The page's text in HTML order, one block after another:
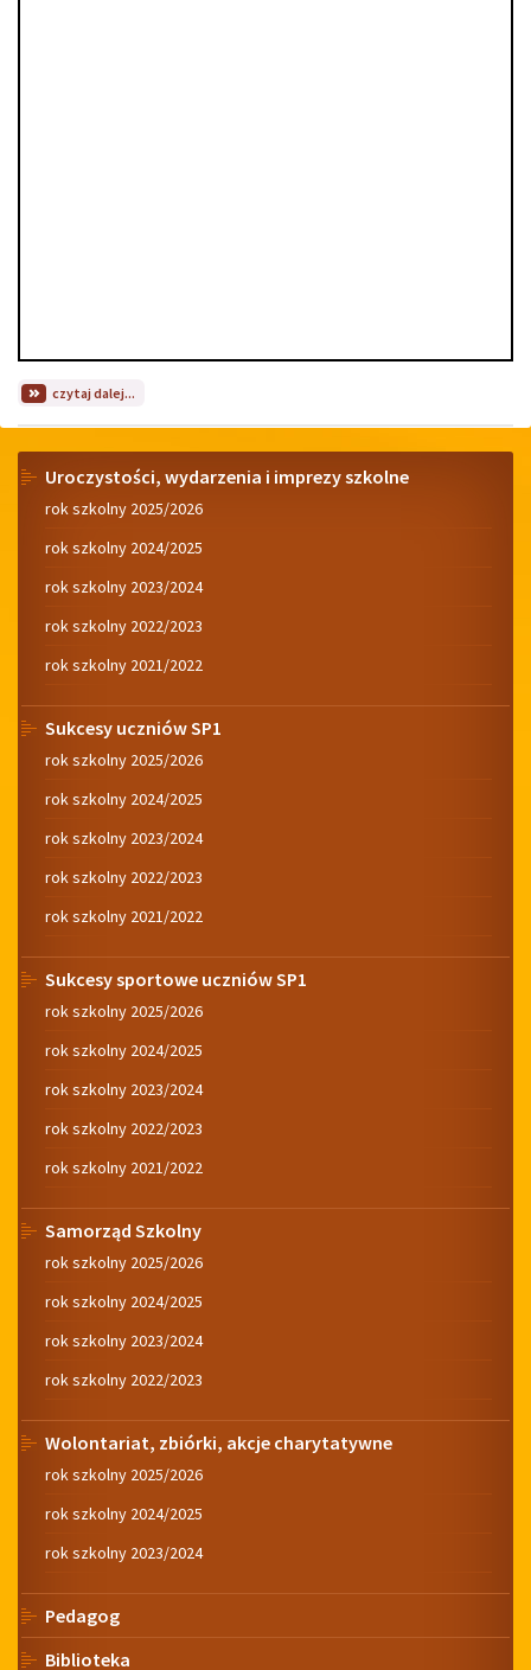
czytaj dalej...
Dzień
otwarty
dla
przedszkolaków
2026.
Menu
Uroczystości, wydarzenia i imprezy szkolne
rok szkolny 2025/2026
rok szkolny 2024/2025
rok szkolny 2023/2024
rok szkolny 2022/2023
rok szkolny 2021/2022
Sukcesy uczniów SP1
rok szkolny 2025/2026
rok szkolny 2024/2025
rok szkolny 2023/2024
rok szkolny 2022/2023
rok szkolny 2021/2022
Sukcesy sportowe uczniów SP1
rok szkolny 2025/2026
rok szkolny 2024/2025
rok szkolny 2023/2024
rok szkolny 2022/2023
rok szkolny 2021/2022
Samorząd Szkolny
rok szkolny 2025/2026
rok szkolny 2024/2025
rok szkolny 2023/2024
rok szkolny 2022/2023
Wolontariat, zbiórki, akcje charytatywne
rok szkolny 2025/2026
rok szkolny 2024/2025
rok szkolny 2023/2024
Pedagog
Biblioteka